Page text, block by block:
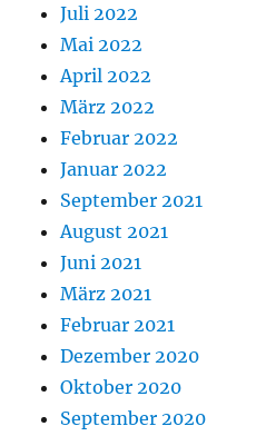
Juli 2022
Mai 2022
April 2022
März 2022
Februar 2022
Januar 2022
September 2021
August 2021
Juni 2021
März 2021
Februar 2021
Dezember 2020
Oktober 2020
September 2020